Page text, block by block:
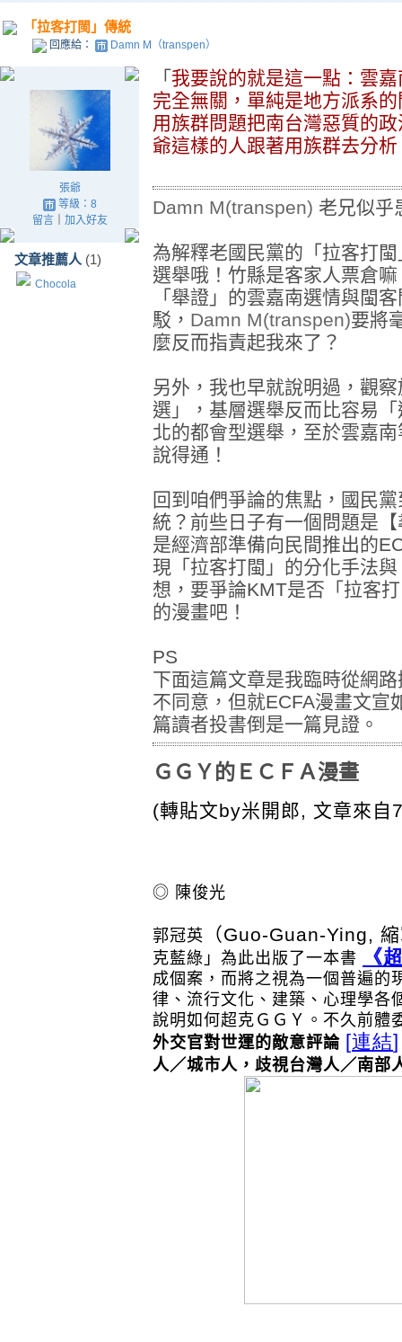
「拉客打閩」傳統
回應給： Damn M（transpen）
張爺
等級：8
留言｜ 加入好友
文章推薦人 (1)
Chocola
「 我要說的就是這一點：雲
完全無關，單純是地方派系
用族群問題把南台灣惡質的
爺這樣的人跟著用族群去分析
Damn M(transpen) 老兄似乎
為解釋老國民黨的「拉客打
選舉哦！竹縣是客家人票倉嘛
「舉證」的雲嘉南選情與閩
駁， Damn M(transpen)要將
麼反而指責起我來了？
另外，我也早就說明過，觀
選」，基層選舉反而比容易
北的都會型選舉，至於雲嘉
說得通！
回到咱們爭論的焦點，國民
統？前些日子有一個問題是
是經濟部準備向民間推出的
現「拉客打閩」的分化手法
想，要爭論KMT是否「拉客
的漫畫吧！
PS
下面這篇文章是我臨時從網
不同意，但就ECFA漫畫文宣
篇讀者投書倒是一篇見證。
ＧＧＹ的ＥＣＦＡ漫畫
(轉貼文by米開郎, 文章來自
◎ 陳俊光
郭冠英 （Guo-Guan-Ying,
克藍綠」為此出版了一本書 《
成個案，而將之視為一個普遍的
律、流行文化、建築、心理學各
說明如何超克ＧＧＹ。不久前體
外交官對世運的敵意評論 [連結]
人／城市人，歧視台灣人／南部